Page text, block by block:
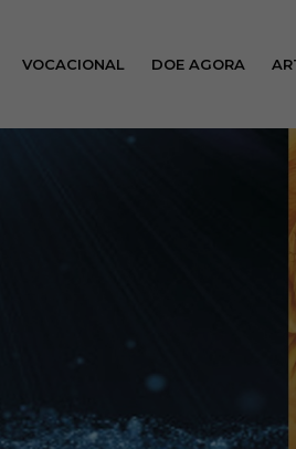
VOCACIONAL DOE AGORA